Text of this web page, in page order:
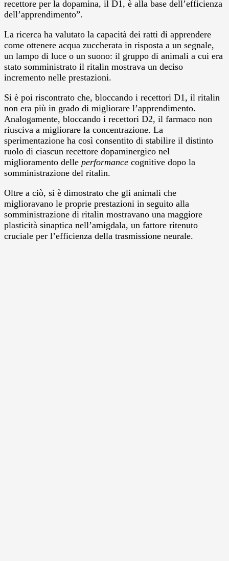
recettore per la dopamina, il D1, è alla base dell’efficienza
dell’apprendimento”.
La ricerca ha valutato la capacità dei ratti di apprendere
come ottenere acqua zuccherata in risposta a un segnale,
un lampo di luce o un suono: il gruppo di animali a cui era
stato somministrato il ritalin mostrava un deciso
incremento nelle prestazioni.
Si è poi riscontrato che, bloccando i recettori D1, il ritalin
non era più in grado di migliorare l’apprendimento.
Analogamente, bloccando i recettori D2, il farmaco non
riusciva a migliorare la concentrazione. La
sperimentazione ha così consentito di stabilire il distinto
ruolo di ciascun recettore dopaminergico nel
miglioramento delle performance cognitive dopo la
somministrazione del ritalin.
Oltre a ciò, si è dimostrato che gli animali che
miglioravano le proprie prestazioni in seguito alla
somministrazione di ritalin mostravano una maggiore
plasticità sinaptica nell’amigdala, un fattore ritenuto
cruciale per l’efficienza della trasmissione neurale.